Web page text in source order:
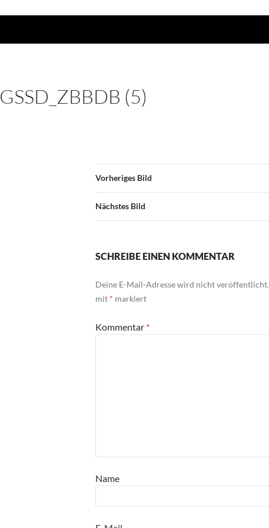
GSSD_ZBBDB (5)
Vorheriges Bild
Nächstes Bild
SCHREIBE EINEN KOMMENTAR
Deine E-Mail-Adresse wird nicht veröffentlicht.
mit * markiert
Kommentar *
Name